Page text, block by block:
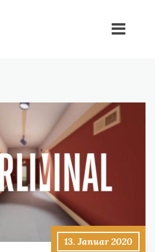
13. Januar 2020